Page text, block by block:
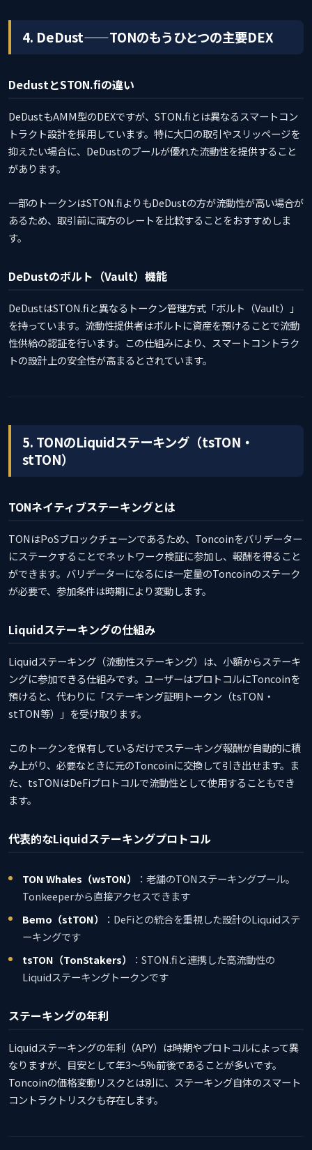
4. DeDust——TONのもうひとつの主要DEX
DedustとSTON.fiの違い
DeDustもAMM型のDEXですが、STON.fiとは異なるスマートコン
トラクト設計を採用しています。特に大口の取引やスリッページを
抑えたい場合に、DeDustのプールが優れた流動性を提供すること
があります。
一部のトークンはSTON.fiよりもDeDustの方が流動性が高い場合が
あるため、取引前に両方のレートを比較することをおすすめしま
す。
DeDustのボルト（Vault）機能
DeDustはSTON.fiと異なるトークン管理方式「ボルト（Vault）」
を持っています。流動性提供者はボルトに資産を預けることで流動
性供給の認証を行います。この仕組みにより、スマートコントラク
トの設計上の安全性が高まるとされています。
5. TONのLiquidステーキング（tsTON・
stTON）
TONネイティブステーキングとは
TONはPoSブロックチェーンであるため、Toncoinをバリデーター
にステークすることでネットワーク検証に参加し、報酬を得ること
ができます。バリデーターになるには一定量のToncoinのステーク
が必要で、参加条件は時期により変動します。
Liquidステーキングの仕組み
Liquidステーキング（流動性ステーキング）は、小額からステーキ
ングに参加できる仕組みです。ユーザーはプロトコルにToncoinを
預けると、代わりに「ステーキング証明トークン（tsTON・
stTON等）」を受け取ります。
このトークンを保有しているだけでステーキング報酬が自動的に積
み上がり、必要なときに元のToncoinに交換して引き出せます。ま
た、tsTONはDeFiプロトコルで流動性として使用することもでき
ます。
代表的なLiquidステーキングプロトコル
TON Whales（wsTON）
：老舗のTONステーキングプール。
Tonkeeperから直接アクセスできます
Bemo（stTON）
：DeFiとの統合を重視した設計のLiquidステ
ーキングです
tsTON（TonStakers）
：STON.fiと連携した高流動性の
Liquidステーキングトークンです
ステーキングの年利
Liquidステーキングの年利（APY）は時期やプロトコルによって異
なりますが、目安として年3〜5%前後であることが多いです。
Toncoinの価格変動リスクとは別に、ステーキング自体のスマート
コントラクトリスクも存在します。